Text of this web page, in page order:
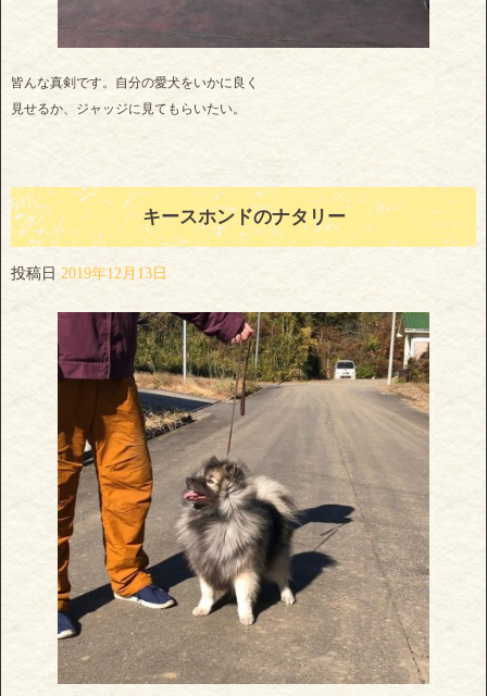
皆んな真剣です。自分の愛犬をいかに良く
見せるか、ジャッジに見てもらいたい。
キースホンドのナタリー
投稿日 2019年12月13日